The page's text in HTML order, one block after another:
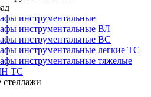
инструментальные
инструментальные ВЛ
инструментальные ВС
инструментальные легкие ТС
инструментальные тяжелые
TC
стеллажи